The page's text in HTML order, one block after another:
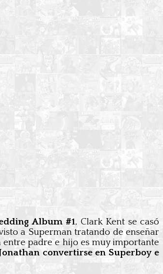
Album #1, Clark Kent se casó
a Superman tratando de enseñar
padre e hijo es muy importante
convertirse en Superboy e